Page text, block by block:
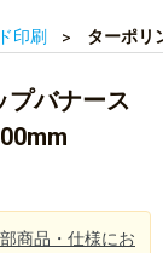
印刷 ターポリ
プバナース
商品・仕様にお